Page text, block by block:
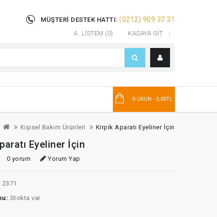
MÜŞTERI DESTEK HATTI: (0212) 909 37 31
A. LISTEM (0) KASAYA GIT
0 ÜRÜN - 0,00TL
Kişisel Bakım Ürünleri Kirpik Aparatı Eyeliner İçin
Eyeliner İçin
0 yorum Yorum Yap
2371
Stokta var